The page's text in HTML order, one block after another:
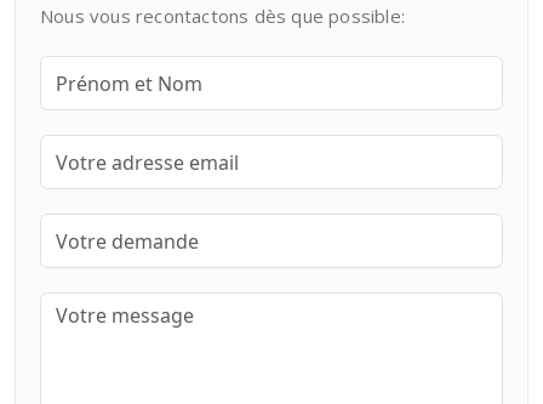
Nous vous recontactons dès que possible: